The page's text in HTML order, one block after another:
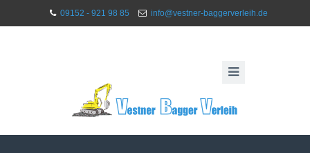
09152 - 921 98 85 info@vestner-baggerverleih.de